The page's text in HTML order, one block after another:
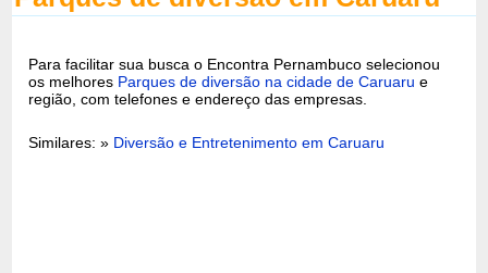
Para facilitar sua busca o Encontra Pernambuco selecionou
os melhores Parques de diversão na cidade de Caruaru e
região, com telefones e endereço das empresas.
Similares: » Diversão e Entretenimento em Caruaru